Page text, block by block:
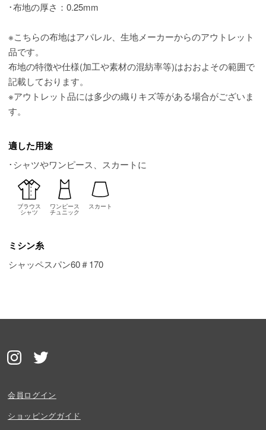
･布地の厚さ：0.25mm
※こちらの布地はアパレル、生地メーカーからのアウトレット
品です。
布地の特徴や仕様(加工や素材の混紡率等)はおおよその範囲で
記載しております。
※アウトレット品には多少の織りキズ等がある場合がございま
す。
適した用途
･シャツやワンピース、スカートに
ブラウス
シャツ
ワンピース
チュニック
スカート
ミシン糸
シャッペスパン60＃170
会員ログイン
ショッピングガイド